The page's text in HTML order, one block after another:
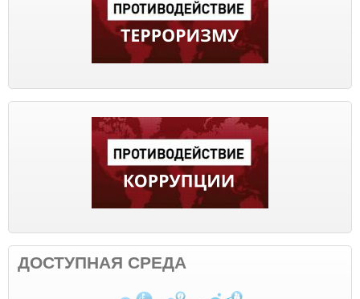
ДОСТУПНАЯ СРЕДА